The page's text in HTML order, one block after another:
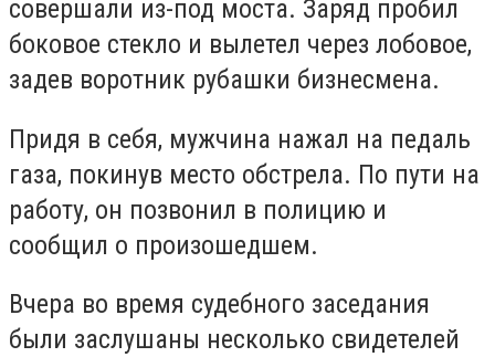
совершали из-под моста. Заряд пробил
боковое стекло и вылетел через лобовое,
задев воротник рубашки бизнесмена.
Придя в себя, мужчина нажал на педаль
газа, покинув место обстрела. По пути на
работу, он позвонил в полицию и
сообщил о произошедшем.
Вчера во время судебного заседания
были заслушаны несколько свидетелей